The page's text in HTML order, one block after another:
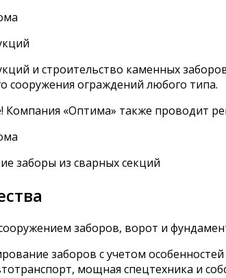
и строительство каменных
сооружения ограждений любого типа.
Компания «Оптима» также проводит
заборы из сварных секций
заборов, ворот и
заборов с учетом
мощная спецтехника и